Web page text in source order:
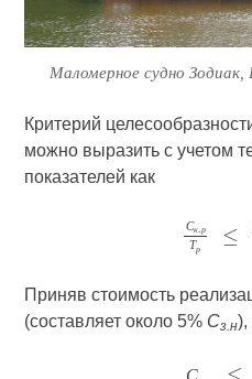
Маломерное судно Зодиак,
Критерий
можно выразить с учетом
показателей как
р
Приняв стоимость
(составляет около 5% Сз.н),